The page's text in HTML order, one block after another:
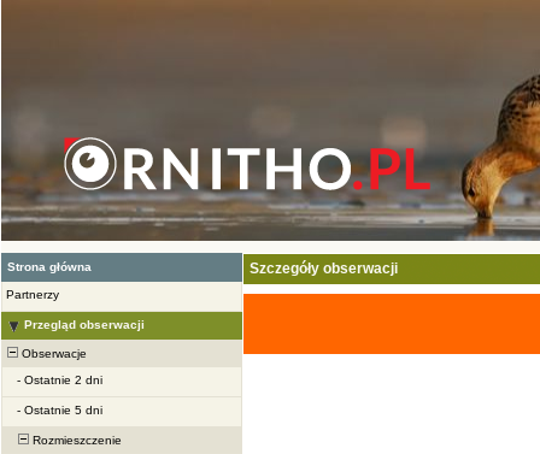
Strona główna
Partnerzy
Przegląd obserwacji
Obserwacje
- Ostatnie 2 dni
- Ostatnie 5 dni
Rozmieszczenie
Szczegóły obserwacji